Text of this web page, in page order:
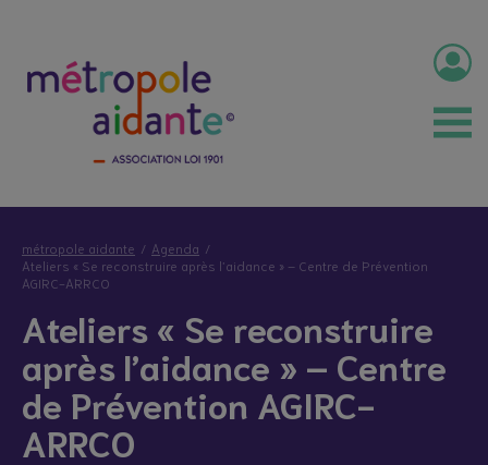
métropole aidante
Agenda
Ateliers « Se reconstruire après l’aidance » – Centre de Prévention
AGIRC-ARRCO
Ateliers « Se reconstruire
après l’aidance » – Centre
de Prévention AGIRC-
ARRCO